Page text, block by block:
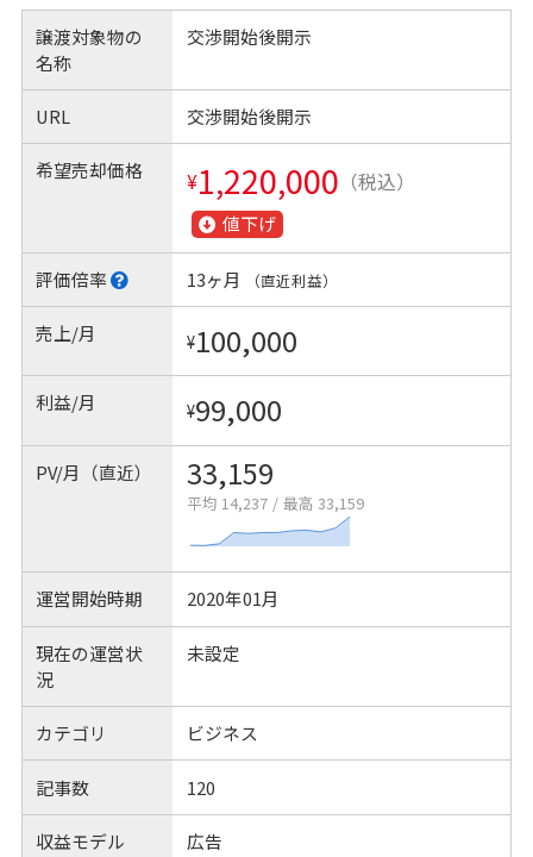
譲渡対象物の
名称
交渉開始後開示
URL 交渉開始後開示
希望売却価格 ¥1,220,000 （税込）
値下げ
評価倍率 13ヶ月 （直近利益）
売上/月 ¥100,000
利益/月 ¥99,000
PV/月（直近） 33,159
平均 14,237 / 最高 33,159
運営開始時期 2020年01月
現在の運営状
況
未設定
カテゴリ ビジネス
記事数 120
収益モデル 広告